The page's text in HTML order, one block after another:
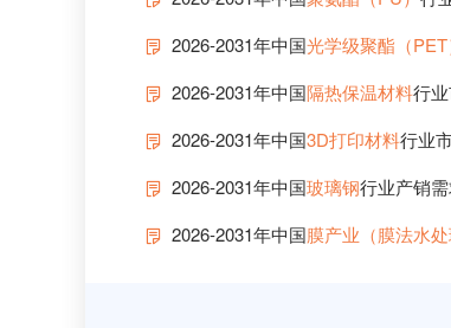
2026-2031年中国光学级聚酯（PET
2026-2031年中国隔热保温材料行
2026-2031年中国3D打印材料行业
2026-2031年中国玻璃钢行业产销
2026-2031年中国膜产业（膜法水处